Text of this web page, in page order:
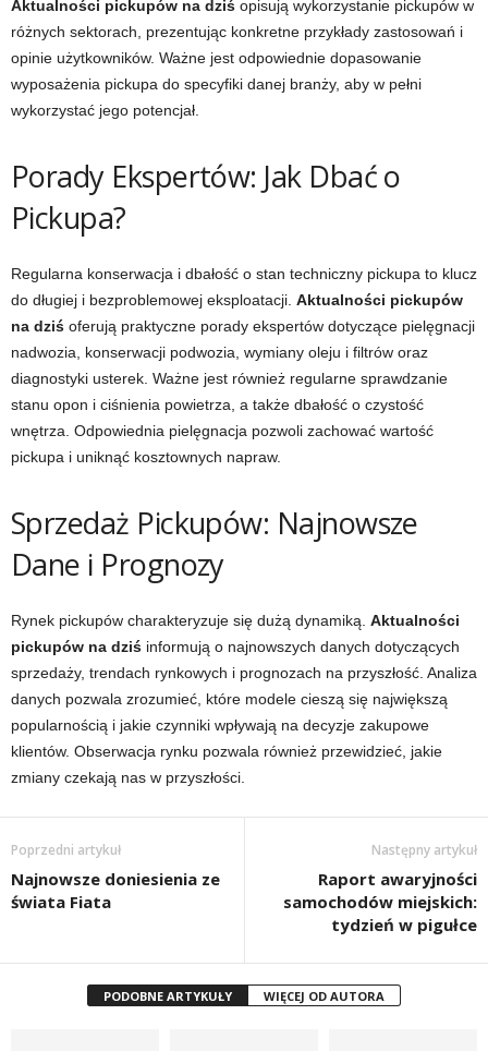
Aktualności pickupów na dziś opisują wykorzystanie pickupów w
różnych sektorach, prezentując konkretne przykłady zastosowań i
opinie użytkowników. Ważne jest odpowiednie dopasowanie
wyposażenia pickupa do specyfiki danej branży, aby w pełni
wykorzystać jego potencjał.
Porady Ekspertów: Jak Dbać o
Pickupa?
Regularna konserwacja i dbałość o stan techniczny pickupa to klucz
do długiej i bezproblemowej eksploatacji. Aktualności pickupów
na dziś oferują praktyczne porady ekspertów dotyczące pielęgnacji
nadwozia, konserwacji podwozia, wymiany oleju i filtrów oraz
diagnostyki usterek. Ważne jest również regularne sprawdzanie
stanu opon i ciśnienia powietrza, a także dbałość o czystość
wnętrza. Odpowiednia pielęgnacja pozwoli zachować wartość
pickupa i uniknąć kosztownych napraw.
Sprzedaż Pickupów: Najnowsze
Dane i Prognozy
Rynek pickupów charakteryzuje się dużą dynamiką. Aktualności
pickupów na dziś informują o najnowszych danych dotyczących
sprzedaży, trendach rynkowych i prognozach na przyszłość. Analiza
danych pozwala zrozumieć, które modele cieszą się największą
popularnością i jakie czynniki wpływają na decyzje zakupowe
klientów. Obserwacja rynku pozwala również przewidzieć, jakie
zmiany czekają nas w przyszłości.
Poprzedni artykuł
Najnowsze doniesienia ze
świata Fiata
Następny artykuł
Raport awaryjności
samochodów miejskich:
tydzień w pigułce
PODOBNE ARTYKUŁY WIĘCEJ OD AUTORA